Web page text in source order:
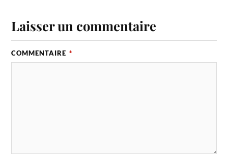
Laisser un commentaire
COMMENTAIRE *